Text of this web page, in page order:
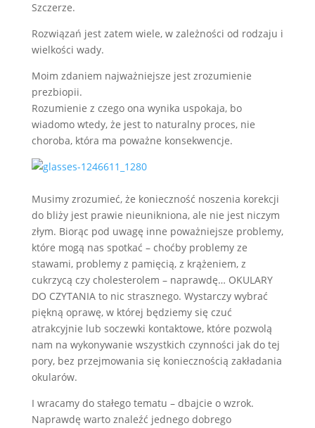
Szczerze.
Rozwiązań jest zatem wiele, w zależności od rodzaju i
wielkości wady.
Moim zdaniem najważniejsze jest zrozumienie
prezbiopii.
Rozumienie z czego ona wynika uspokaja, bo
wiadomo wtedy, że jest to naturalny proces, nie
choroba, która ma poważne konsekwencje.
Musimy zrozumieć, że konieczność noszenia korekcji
do bliży jest prawie nieunikniona, ale nie jest niczym
złym. Biorąc pod uwagę inne poważniejsze problemy,
które mogą nas spotkać – choćby problemy ze
stawami, problemy z pamięcią, z krążeniem, z
cukrzycą czy cholesterolem – naprawdę… OKULARY
DO CZYTANIA to nic strasznego. Wystarczy wybrać
piękną oprawę, w której będziemy się czuć
atrakcyjnie lub soczewki kontaktowe, które pozwolą
nam na wykonywanie wszystkich czynności jak do tej
pory, bez przejmowania się koniecznością zakładania
okularów.
I wracamy do stałego tematu – dbajcie o wzrok.
Naprawdę warto znaleźć jednego dobrego